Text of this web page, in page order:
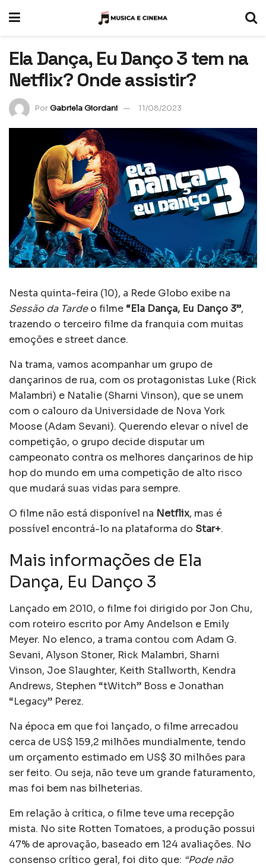
Ela Dança, Eu Danço 3 tem na
Netflix? Onde assistir?
PorGabriela Giordani 11/08/2023
Nesta quinta-feira (10), a Rede Globo exibe na
Sessão da Tardeo filme “Ela Dança, Eu Danço 3”,
trazendo o terceiro filme da franquia com muitas
emoções e street dance.
Na trama, vamos acompanhar um grupo de
dançarinos de rua, com os protagonistas Luke (Rick
Malambri) e Natalie (Sharni Vinson), que se unem
com o calouro da Universidade de Nova York
Moose (Adam Sevani). Querendo elevar o nível de
competição, o grupo decide disputar um
campeonato contra os melhores dançarinos de hip
hop do mundo em uma competição de alto risco
que mudará suas vidas para sempre.
O filme não está disponível na Netflix, mas é
possível encontrá-lo na plataforma do Star+.
Mais informações de Ela
Dança, Eu Danço 3
Lançado em 2010, o filme foi dirigido por Jon Chu,
com roteiro escrito por Amy Andelson e Emily
Meyer. No elenco, a trama contou com Adam G.
Sevani, Alyson Stoner, Rick Malambri, Sharni
Vinson, Joe Slaughter, Keith Stallworth, Kendra
Andrews, Stephen “tWitch” Boss e Jonathan
“Legacy” Perez.
Na época em que foi lançado, o filme arrecadou
cerca de US$ 159,2 milhões mundialmente, tendo
um orçamento estimado em US$ 30 milhões para
ser feito. Ou seja, não teve um grande faturamento,
mas foi bem nas bilheterias.
Em relação à crítica, o filme teve uma recepção
mista. No site Rotten Tomatoes, a produção possui
47% de aprovação, baseado em 124 avaliações. No
consenso crítico geral, foi dito que: “Pode não